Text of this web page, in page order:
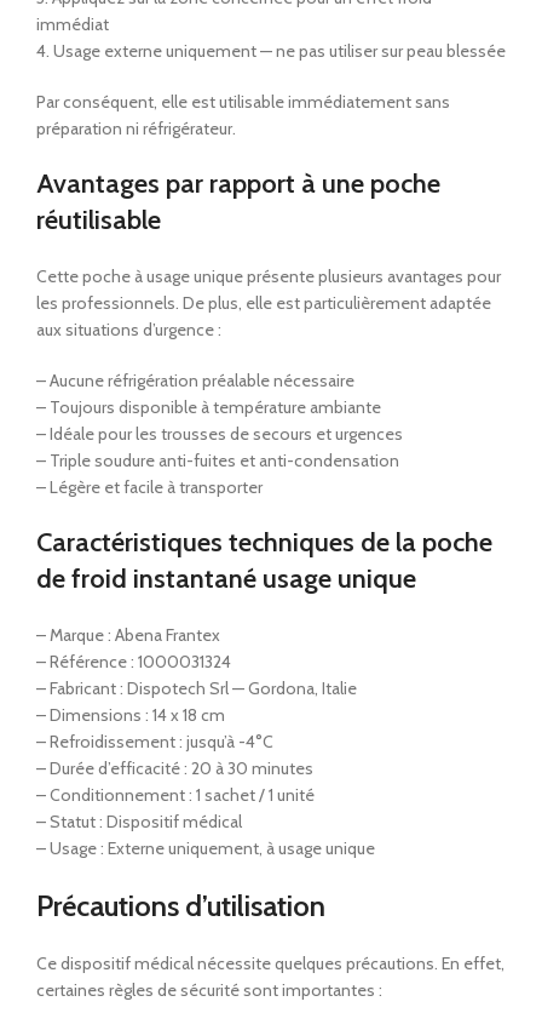
immédiat
4. Usage externe uniquement — ne pas utiliser sur peau blessée
Par conséquent, elle est utilisable immédiatement sans
préparation ni réfrigérateur.
Avantages par rapport à une poche
réutilisable
Cette poche à usage unique présente plusieurs avantages pour
les professionnels. De plus, elle est particulièrement adaptée
aux situations d’urgence :
– Aucune réfrigération préalable nécessaire
– Toujours disponible à température ambiante
– Idéale pour les trousses de secours et urgences
– Triple soudure anti-fuites et anti-condensation
– Légère et facile à transporter
Caractéristiques techniques de la poche
de froid instantané usage unique
– Marque : Abena Frantex
– Référence : 1000031324
– Fabricant : Dispotech Srl — Gordona, Italie
– Dimensions : 14 x 18 cm
– Refroidissement : jusqu’à -4°C
– Durée d’efficacité : 20 à 30 minutes
– Conditionnement : 1 sachet / 1 unité
– Statut : Dispositif médical
– Usage : Externe uniquement, à usage unique
Précautions d’utilisation
Ce dispositif médical nécessite quelques précautions. En effet,
certaines règles de sécurité sont importantes :